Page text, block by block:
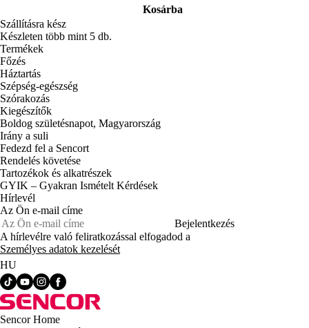
Kosárba
Szállításra kész
Készleten több mint 5 db.
Termékek
Főzés
Háztartás
Szépség-egészség
Szórakozás
Kiegészítők
Boldog születésnapot, Magyarország
Irány a suli
Fedezd fel a Sencort
Rendelés követése
Tartozékok és alkatrészek
GYIK – Gyakran Ismételt Kérdések
Hírlevél
Az Ön e-mail címe
Bejelentkezés
A hírlevélre való feliratkozással elfogadod a
Személyes adatok kezelését
HU
Sencor Home